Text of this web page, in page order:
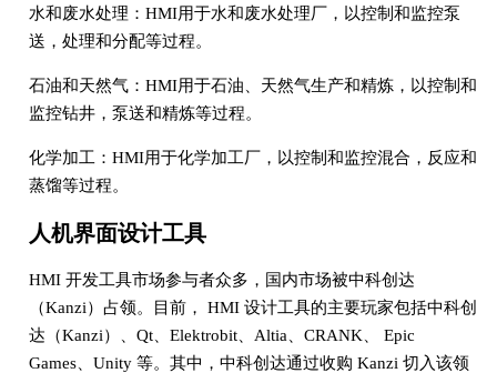
水和废水处理：HMI用于水和废水处理厂，以控制和监控泵
送，处理和分配等过程。
石油和天然气：HMI用于石油、天然气生产和精炼，以控制和
监控钻井，泵送和精炼等过程。
化学加工：HMI用于化学加工厂，以控制和监控混合，反应和
蒸馏等过程。
人机界面设计工具
HMI 开发工具市场参与者众多，国内市场被中科创达
（Kanzi）占领。目前， HMI 设计工具的主要玩家包括中科创
达（Kanzi）、Qt、Elektrobit、Altia、CRANK、 Epic
Games、Unity 等。其中，中科创达通过收购 Kanzi 切入该领